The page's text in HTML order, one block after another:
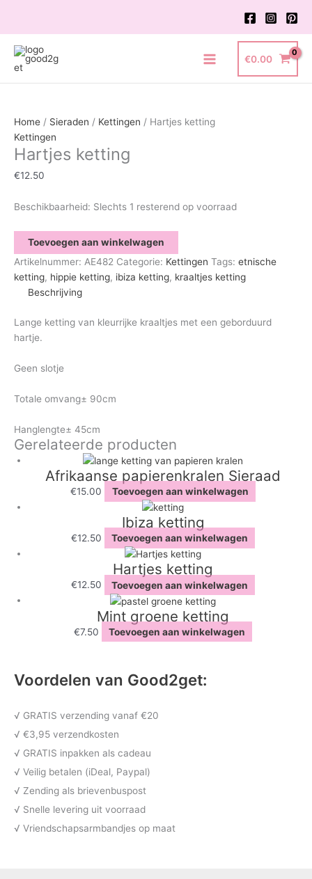
de
inhoud
Main
€0.00
Voordelen van Good2get:
√ GRATIS verzending vanaf €20
√ €3,95 verzendkosten
√ GRATIS inpakken als cadeau
√ Veilig betalen (iDeal, Paypal)
√ Zending als brievenbuspost
√ Snelle levering uit voorraad
√ Vriendschapsarmbandjes op maat
Home / Sieraden / Kettingen / Hartjes ketting
Kettingen
Hartjes ketting
€12.50
Beschikbaarheid: Slechts 1 resterend op voorraad
Hartjes
ketting
aantal
Toevoegen aan winkelwagen
Artikelnummer: AE482 Categorie: Kettingen Tags: etnische
ketting, hippie ketting, ibiza ketting, kraaltjes ketting
Beschrijving
Lange ketting van kleurrijke kraaltjes met een geborduurd
hartje.
Geen slotje
Totale omvang± 90cm
Hanglengte± 45cm
Gerelateerde producten
Afrikaanse papierenkralen Sieraad
€15.00 Toevoegen aan winkelwagen
Ibiza ketting
€12.50 Toevoegen aan winkelwagen
Hartjes ketting
€12.50 Toevoegen aan winkelwagen
Mint groene ketting
€7.50 Toevoegen aan winkelwagen